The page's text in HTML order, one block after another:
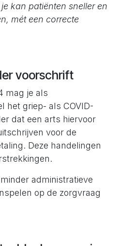
kan patiënten sneller en
mét een correcte
voorschrift
mag je als
het griep- als COVID-
dat een arts hiervoor
voor de
Deze handelingen
administratieve
op de zorgvraag